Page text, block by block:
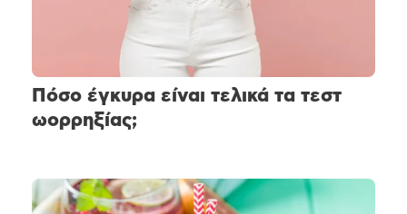
Πόσο έγκυρα είναι τελικά τα τεστ
ωορρηξίας;